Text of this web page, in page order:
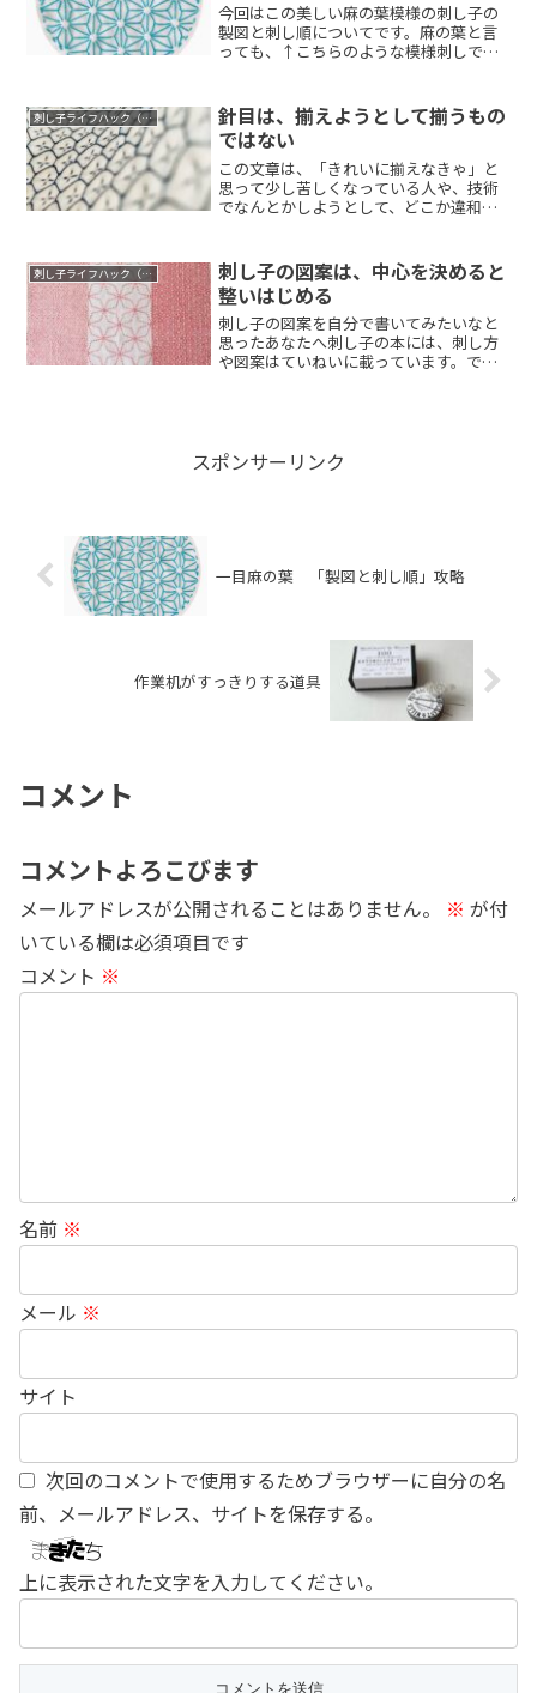
今回はこの美しい麻の葉模様の刺し子の
製図と刺し順についてです。麻の葉と言
っても、↑こちらのような模様刺しでは
刺し子ライフハック（コツ）
針目は、揃えようとして揃うもの
ではない
この文章は、「きれいに揃えなきゃ」と
思って少し苦しくなっている人や、技術
でなんとかしようとして、どこか違和感
刺し子ライフハック（コツ）
刺し子の図案は、中心を決めると
整いはじめる
刺し子の図案を自分で書いてみたいなと
思ったあなたへ刺し子の本には、刺し方
や図案はていねいに載っています。で
スポンサーリンク
一目麻の葉 「製図と刺し順」攻略
作業机がすっきりする道具
コメント
コメントよろこびます
メールアドレスが公開されることはありません。 ※ が付
いている欄は必須項目です
コメント ※
名前 ※
メール ※
サイト
次回のコメントで使用するためブラウザーに自分の名
前、メールアドレス、サイトを保存する。
上に表示された文字を入力してください。